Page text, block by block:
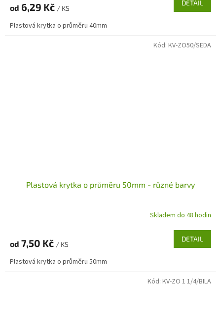
od 6,29 Kč / KS
DETAIL
Plastová krytka o průměru 40mm
Plastová krytka o průměru 50mm - různé barvy
Skladem do 48 hodin
od 7,50 Kč / KS
DETAIL
Plastová krytka o průměru 50mm
Kód: KV-ZO50/SEDA
Kód: KV-ZO 1 1/4/BILA